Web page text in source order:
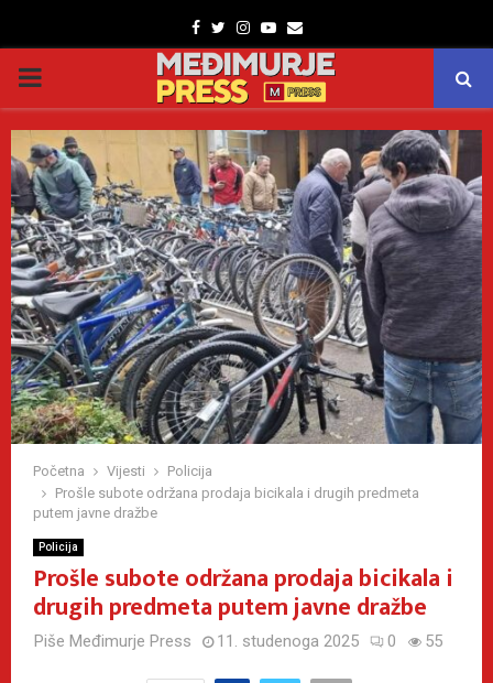
Facebook
TwitterInstagram
Youtube
Email
PRIMARY
MENU
Početna Vijesti
Policija
Prošle subote održana prodaja bicikala i drugih predmeta
putem javne dražbe
Policija
Prošle subote održana prodaja bicikala i
drugih predmeta putem javne dražbe
Piše Međimurje Press 11. studenoga 2025 0 55